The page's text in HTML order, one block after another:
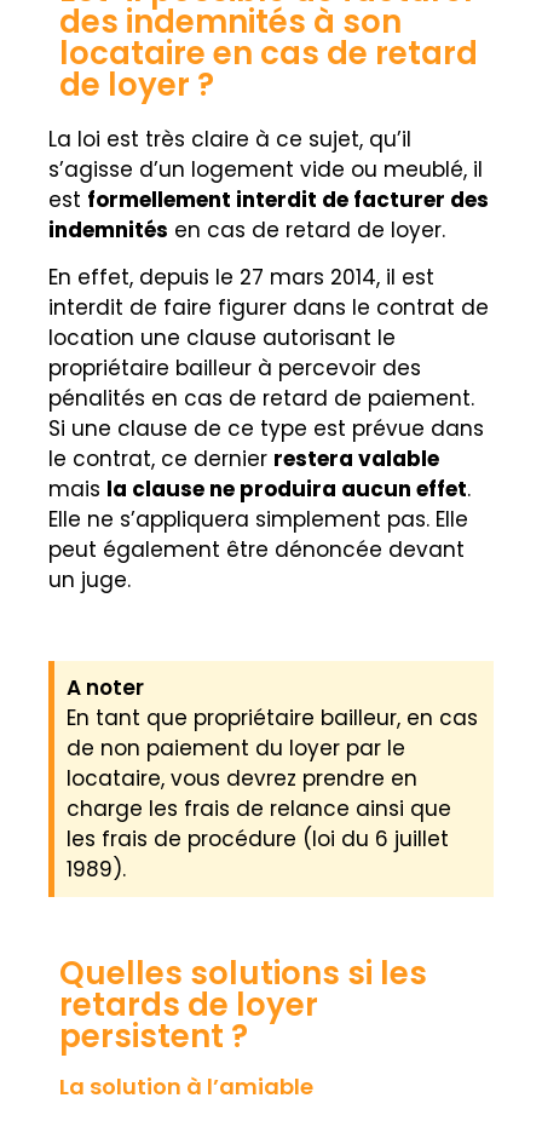
des indemnités à son
locataire en cas de retard
de loyer ?
La loi est très claire à ce sujet, qu’il
s’agisse d’un logement vide ou meublé, il
est formellement interdit de facturer des
indemnités en cas de retard de loyer.
En effet, depuis le 27 mars 2014, il est
interdit de faire figurer dans le contrat de
location une clause autorisant le
propriétaire bailleur à percevoir des
pénalités en cas de retard de paiement.
Si une clause de ce type est prévue dans
le contrat, ce dernier restera valable
mais la clause ne produira aucun effet.
Elle ne s’appliquera simplement pas. Elle
peut également être dénoncée devant
un juge.
A noter
En tant que propriétaire bailleur, en cas
de non paiement du loyer par le
locataire, vous devrez prendre en
charge les frais de relance ainsi que
les frais de procédure (loi du 6 juillet
1989).
Quelles solutions si les
retards de loyer
persistent ?
La solution à l’amiable